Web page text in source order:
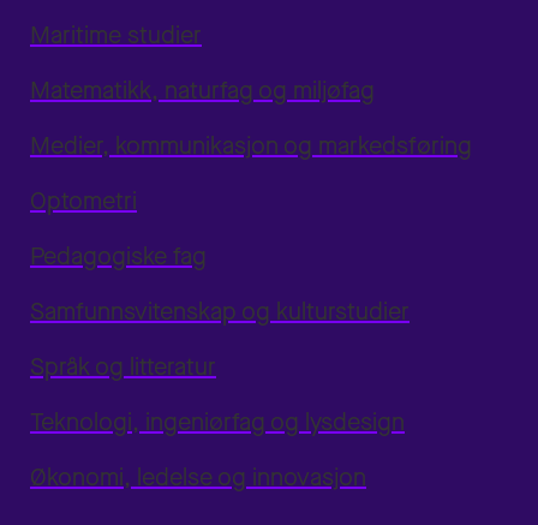
Maritime studier
Matematikk, naturfag og miljøfag
Medier, kommunikasjon og markedsføring
Optometri
Pedagogiske fag
Samfunnsvitenskap og kulturstudier
Språk og litteratur
Teknologi, ingeniørfag og lysdesign
Økonomi, ledelse og innovasjon